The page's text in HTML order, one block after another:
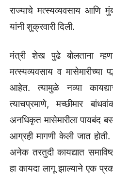
राज्याचे मत्स्यव्यवसाय आणि
यांनी शुक्रवारी दिली.
मंत्री शेख पुढे बोलताना
मत्स्यव्यवसाय व मासेमारीच्या
आहेत. त्यामुळे नव्या
त्याचप्रमाणे, मच्छीमार
अनधिकृत मासेमारीला पायबंद
आग्रही मागणी केली जात होती.
अनेक तरतुदी कायद्यात
हा कायदा लागू झाल्याने एक